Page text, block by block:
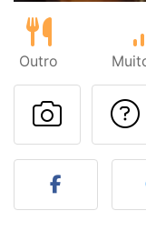
Outro
Fez